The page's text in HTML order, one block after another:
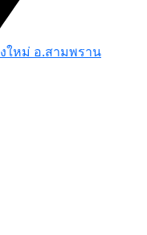
ใหม่ อ.สามพราน